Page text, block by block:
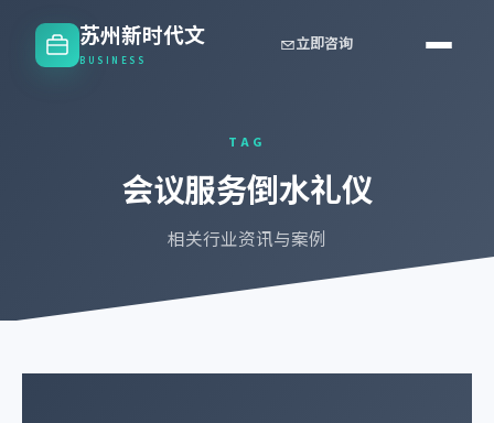
苏州新时代文
BUSINESS
立即咨询
TAG
会议服务倒水礼仪
相关行业资讯与案例